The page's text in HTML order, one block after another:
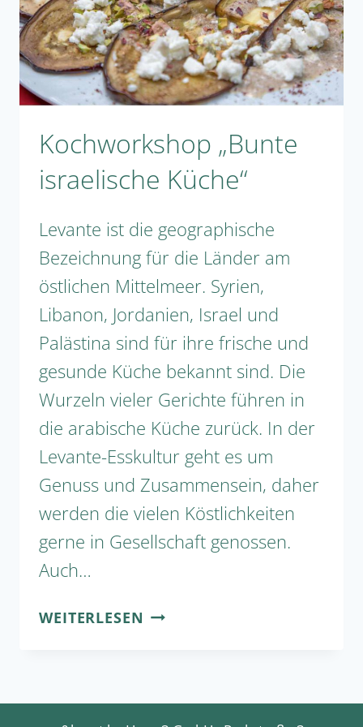
Kochworkshop „Bunte
israelische Küche“
Levante ist die geographische
Bezeichnung für die Länder am
östlichen Mittelmeer. Syrien,
Libanon, Jordanien, Israel und
Palästina sind für ihre frische und
gesunde Küche bekannt sind. Die
Wurzeln vieler Gerichte führen in
die arabische Küche zurück. In der
Levante-Esskultur geht es um
Genuss und Zusammensein, daher
werden die vielen Köstlichkeiten
gerne in Gesellschaft genossen.
Auch…
WEITERLESEN KOCHWORKSHOP